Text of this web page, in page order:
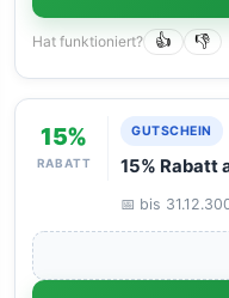
Hat funktioniert? 👍 👎
15%
RABATT
GUTSCHEIN
15% Rabatt
📅 bis